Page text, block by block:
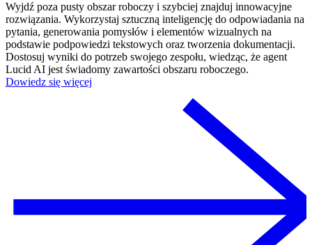
Wyjdź poza pusty obszar roboczy i szybciej znajduj innowacyjne
rozwiązania. Wykorzystaj sztuczną inteligencję do odpowiadania na
pytania, generowania pomysłów i elementów wizualnych na
podstawie podpowiedzi tekstowych oraz tworzenia dokumentacji.
Dostosuj wyniki do potrzeb swojego zespołu, wiedząc, że agent
Lucid AI jest świadomy zawartości obszaru roboczego.
Dowiedz się więcej